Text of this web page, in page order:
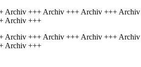
+++ Archiv +++ Archiv +++
Archiv +++
+++ Archiv +++ Archiv +++
Archiv +++